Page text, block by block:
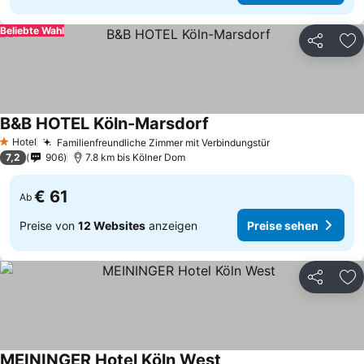
Teilen
Beliebte Wahl
1 Sterne
Hotel Familienfreundliche Zimmer mit VerbindungstürPreise sehen
B&B HOTEL Köln-Marsdorf
7,2 906 7.8 km bis Kölner Dom
Ab € 61
Preise von 12 Websites anzeigen Preise sehen
Teilen
MEININGER Hotel Köln West